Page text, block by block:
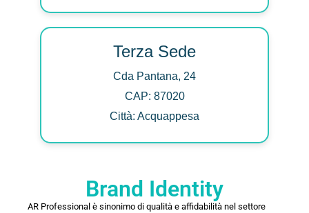
Terza Sede
Cda Pantana, 24
CAP: 87020
Città: Acquappesa
Brand Identity
AR Professional è sinonimo di qualità e affidabilità nel settore